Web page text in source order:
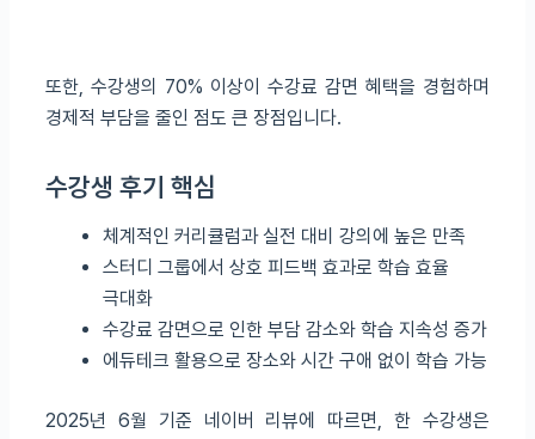
또한, 수강생의 70% 이상이 수강료 감면 혜택을 경험하며
경제적 부담을 줄인 점도 큰 장점입니다.
수강생 후기 핵심
체계적인 커리큘럼과 실전 대비 강의에 높은 만족
스터디 그룹에서 상호 피드백 효과로 학습 효율
극대화
수강료 감면으로 인한 부담 감소와 학습 지속성 증가
에듀테크 활용으로 장소와 시간 구애 없이 학습 가능
2025년 6월 기준 네이버 리뷰에 따르면, 한 수강생은